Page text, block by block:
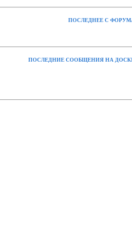
ПОСЛЕДНЕЕ С
ПОСЛЕДНИЕ СООБЩЕНИЯ НА